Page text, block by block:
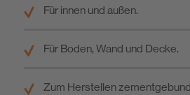
Für innen und außen.
Für Boden, Wand und Decke.
Zum Herstellen